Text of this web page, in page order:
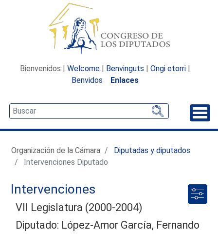
Bienvenidos | Welcome | Benvinguts | Ongi etorri |
Benvidos
Enlaces
Organización de la Cámara
Diputadas y diputados
Intervenciones Diputado
Intervenciones
VII Legislatura (2000-2004)
Diputado: López-Amor García, Fernando